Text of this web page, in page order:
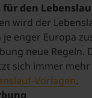
für den
wird der
je enger Europa
neue Regeln.
sich immer
Vorlagen.